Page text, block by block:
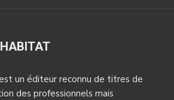
un éditeur reconnu de titres de
des professionnels mais